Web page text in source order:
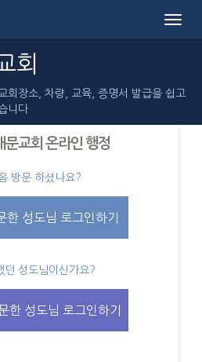
회
회장소, 차량, 교육, 증명서 발급을 쉽고
니다
문교회 온라인 행정
방문 하셨나요?
한 성도님 로그인하기
던 성도님이신가요?
한 성도님 로그인하기